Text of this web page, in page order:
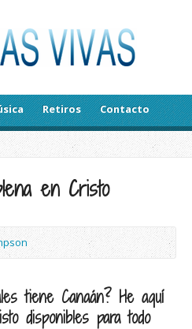
Retiros Contacto
en Cristo
tiene Canaán? He aquí
disponibles para todo